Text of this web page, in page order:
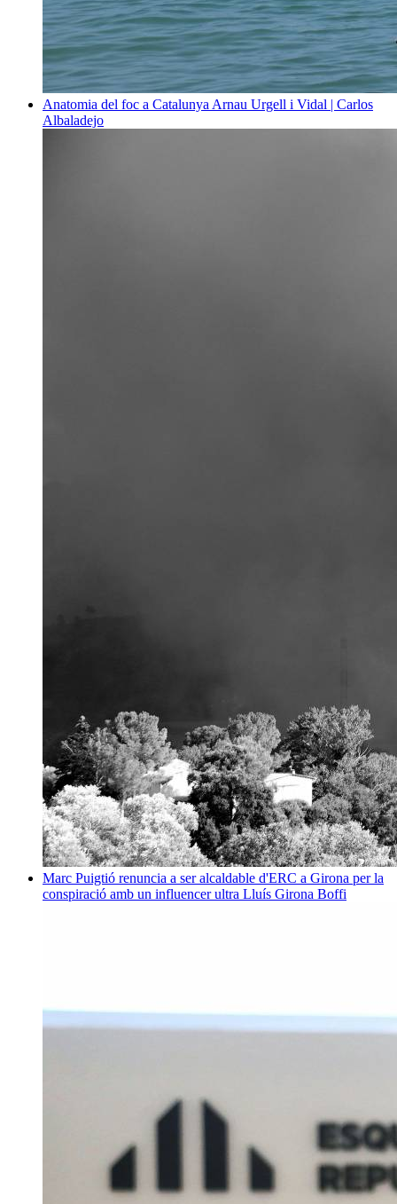
Anatomia del foc a Catalunya Arnau Urgell i Vidal | Carlos
Albaladejo
Marc Puigtió renuncia a ser alcaldable d'ERC a Girona per la
conspiració amb un influencer ultra Lluís Girona Boffi